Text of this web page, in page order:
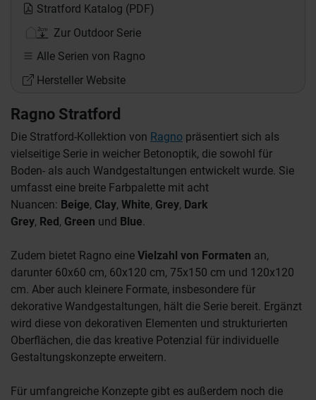
Stratford Katalog (PDF)
Zur Outdoor Serie
Alle Serien von Ragno
Hersteller Website
Ragno Stratford
Die Stratford-Kollektion von Ragno präsentiert sich als
vielseitige Serie in weicher Betonoptik, die sowohl für
Boden- als auch Wandgestaltungen entwickelt wurde. Sie
umfasst eine breite Farbpalette mit acht
Nuancen: Beige, Clay, White, Grey, Dark
Grey, Red, Green und Blue.
Zudem bietet Ragno eine Vielzahl von Formaten an,
darunter 60x60 cm, 60x120 cm, 75x150 cm und 120x120
cm. Aber auch kleinere Formate, insbesondere für
dekorative Wandgestaltungen, hält die Serie bereit. Ergänzt
wird diese von dekorativen Elementen und strukturierten
Oberflächen, die das kreative Potenzial für individuelle
Gestaltungskonzepte erweitern.
Für umfangreiche Konzepte gibt es außerdem noch die